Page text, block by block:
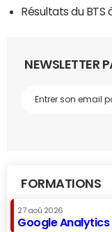
Résultats du BTS
NEWSLETTER
FORMATIONS
27 aoû 2026
Google Analytics